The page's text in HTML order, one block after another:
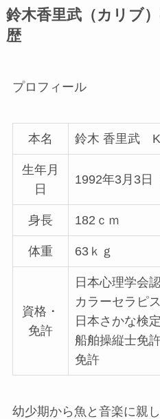
鈴木香里武（カリブ
歴
プロフィール
本名 鈴木 香里武
生年月
日
1992年3月3
身長 182ｃｍ
体重 63ｋｇ
資格・
免許
日本心理学会
カラーセラピ
日本さかな検
船舶操縦士免
免許
幼少期から魚と音楽に親